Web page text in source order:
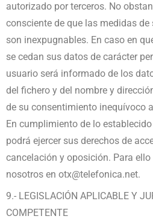
autorizado por terceros. No
consciente de que las medidas
son inexpugnables. En caso en
se cedan sus datos de carácter
usuario será informado de los
del fichero y del nombre y
de su consentimiento inequívoco
En cumplimiento de lo
podrá ejercer sus derechos de
cancelación y oposición. Para
nosotros en otx@telefonica.net.
9.- LEGISLACIÓN APLICABLE Y
COMPETENTE